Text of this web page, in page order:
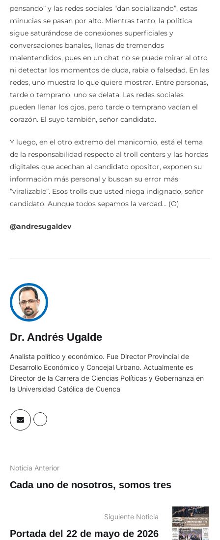
pensando” y las redes sociales “dan socializando”, estas
minucias se pasan por alto. Mientras tanto, la política
sigue saturándose de conexiones superficiales y
conversaciones banales, llenas de tremendos
malentendidos, pues en un chat no se puede mirar al otro
ni detectar los momentos de duda, rabia o falsedad. En las
redes, uno muestra lo que quiere mostrar. Entre personas,
tarde o temprano, uno se delata. Las redes sociales
pueden llenar los ojos, pero tarde o temprano vacían el
corazón. El suyo también, señor candidato.
Y luego, en el otro extremo del manicomio, está el tema
de la responsabilidad respecto al troll centers y las hordas
digitales que acechan al candidato opositor, exponen su
información más personal y buscan su error más
“viralizable”. Esos trolls que usted niega indignado, señor
candidato. Aunque todos sepamos la verdad… (O)
@andresugaldev
Dr. Andrés Ugalde
Analista político y económico. Fue Director Provincial de
Desarrollo Económico y Concejal Urbano. Actualmente es
Director de la Carrera de Ciencias Políticas y Gobernanza en
la Universidad Católica de Cuenca
Noticia Anterior
Cada uno de nosotros, somos tres
Siguiente Noticia
Portada del 22 de mayo de 2026